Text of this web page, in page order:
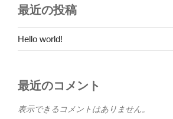
最近の投稿
Hello world!
最近のコメント
表示できるコメントはありません。